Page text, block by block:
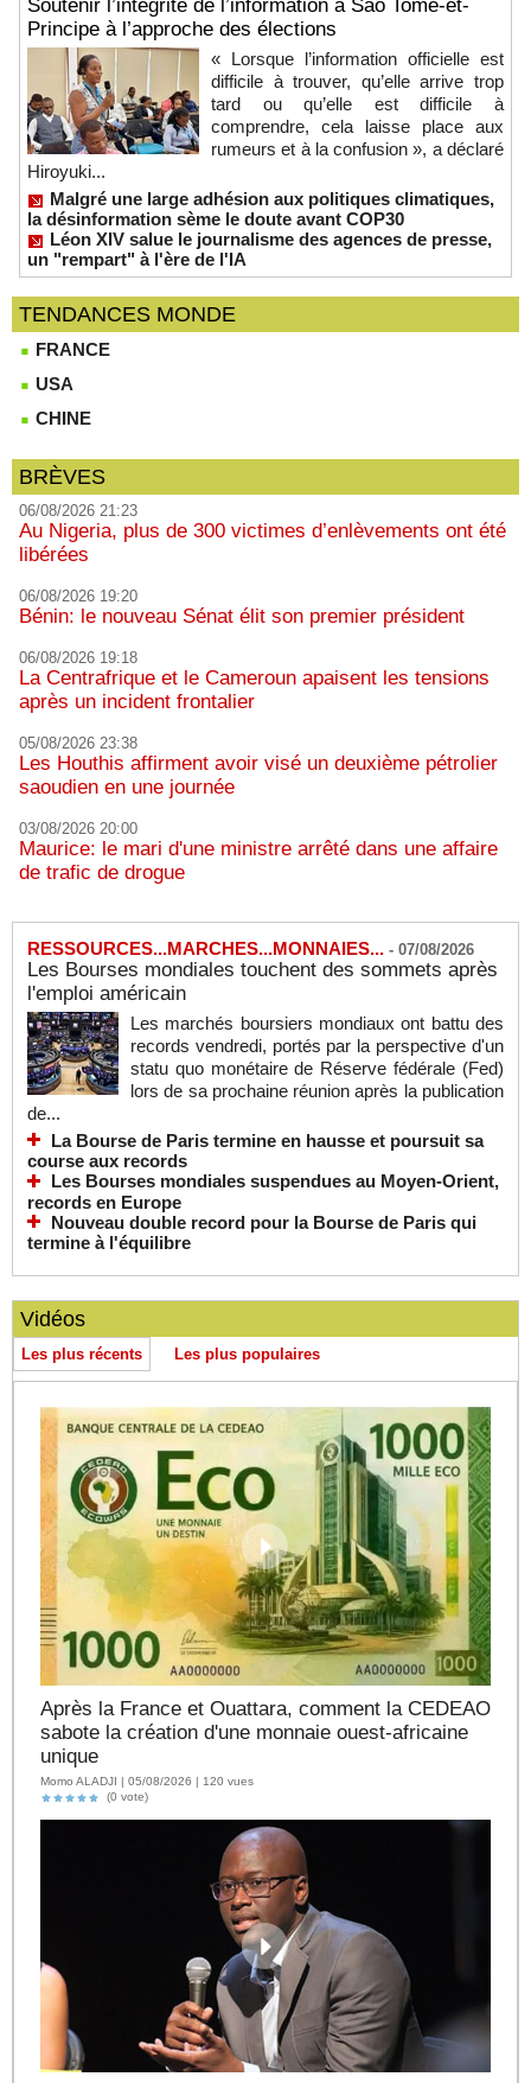
Soutenir l’intégrité de l’information à Sao Tomé-et-
Principe à l’approche des élections
« Lorsque l’information officielle est
difficile à trouver, qu’elle arrive trop
tard ou qu’elle est difficile à
comprendre, cela laisse place aux
rumeurs et à la confusion », a déclaré
Hiroyuki...
Malgré une large adhésion aux politiques climatiques,
la désinformation sème le doute avant COP30
Léon XIV salue le journalisme des agences de presse,
un "rempart" à l'ère de l'IA
TENDANCES MONDE
FRANCE
USA
CHINE
BRÈVES
06/08/2026 21:23
Au Nigeria, plus de 300 victimes d’enlèvements ont été
libérées
06/08/2026 19:20
Bénin: le nouveau Sénat élit son premier président
06/08/2026 19:18
La Centrafrique et le Cameroun apaisent les tensions
après un incident frontalier
05/08/2026 23:38
Les Houthis affirment avoir visé un deuxième pétrolier
saoudien en une journée
03/08/2026 20:00
Maurice: le mari d'une ministre arrêté dans une affaire
de trafic de drogue
RESSOURCES...MARCHES...MONNAIES... - 07/08/2026
Les Bourses mondiales touchent des sommets après
l'emploi américain
Les marchés boursiers mondiaux ont battu des
records vendredi, portés par la perspective d'un
statu quo monétaire de Réserve fédérale (Fed)
lors de sa prochaine réunion après la publication
de...
La Bourse de Paris termine en hausse et poursuit sa
course aux records
Les Bourses mondiales suspendues au Moyen-Orient,
records en Europe
Nouveau double record pour la Bourse de Paris qui
termine à l'équilibre
Vidéos
Les plus récents Les plus populaires
Après la France et Ouattara, comment la CEDEAO
sabote la création d'une monnaie ouest-africaine
unique
Momo ALADJI | 05/08/2026 | 120 vues
(0 vote)